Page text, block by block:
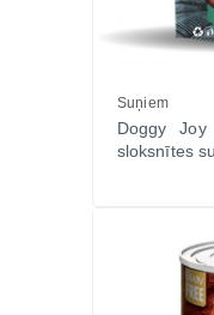
Suņiem
Doggy
sloksnītes